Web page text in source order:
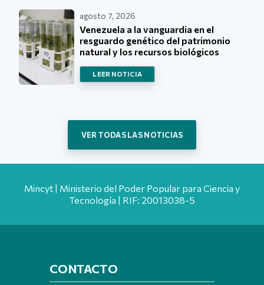
agosto 7, 2026
Venezuela a la vanguardia en el
resguardo genético del patrimonio
natural y los recursos biológicos
LEER NOTICIA
VER TODAS LAS NOTICIAS
Mincyt | Ministerio del Poder Popular para Ciencia y
Tecnología | RIF: 20013038-5
CONTACTO